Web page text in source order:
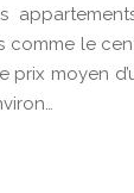
comme le
prix moyen